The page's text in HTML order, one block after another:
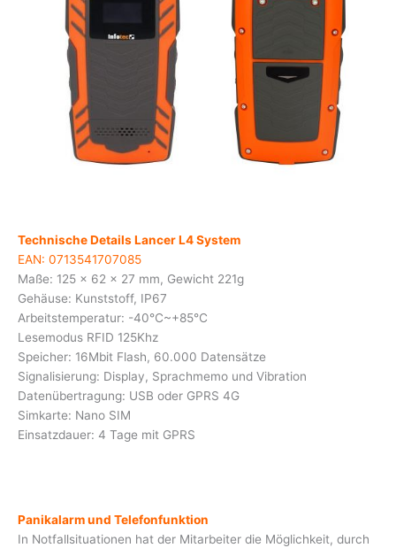
Technische Details Lancer L4 System
EAN: 0713541707085
Maße: 125 x 62 x 27 mm, Gewicht 221g
Gehäuse: Kunststoff, IP67
Arbeitstemperatur: -40℃~+85℃
Lesemodus RFID 125Khz
Speicher: 16Mbit Flash, 60.000 Datensätze
Signalisierung: Display, Sprachmemo und Vibration
Datenübertragung: USB oder GPRS 4G
Simkarte: Nano SIM
Einsatzdauer: 4 Tage mit GPRS
Panikalarm und Telefonfunktion
In Notfallsituationen hat der Mitarbeiter die Möglichkeit, durch